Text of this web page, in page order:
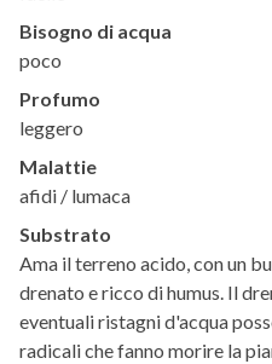
Bisogno di acqua
poco
Profumo
leggero
Malattie
afidi / lumaca
Substrato
Ama il terreno acido, con un
drenato e ricco di humus. Il
eventuali ristagni d'acqua
radicali che fanno morire la